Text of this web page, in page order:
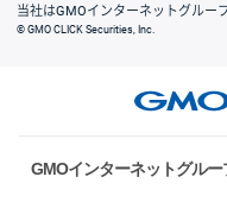
当社はGMOインターネットグルー
© GMO CLICK Securities, Inc.
GMOインターネットグル